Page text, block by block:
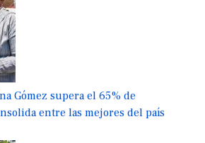
Gómez supera el 65% de
entre las mejores del país